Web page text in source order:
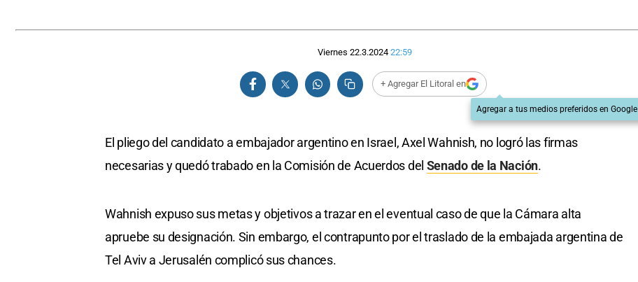
Viernes 22.3.2024 22:59
+ Agregar El Litoral en
Agregar a tus medios preferidos en Google
El pliego del candidato a embajador argentino en Israel, Axel Wahnish, no logró las firmas
necesarias y quedó trabado en la Comisión de Acuerdos del Senado de la Nación.
Wahnish expuso sus metas y objetivos a trazar en el eventual caso de que la Cámara alta
apruebe su designación. Sin embargo, el contrapunto por el traslado de la embajada argentina de
Tel Aviv a Jerusalén complicó sus chances.